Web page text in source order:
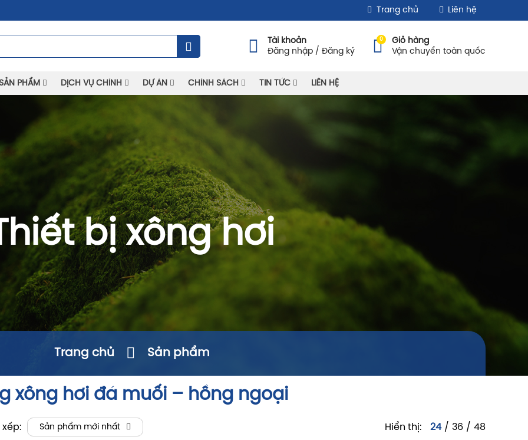
Trang chủ Liên hệ
Tài khoản
Đăng nhập / Đăng ký
0
Giỏ hàng
Vận chuyển toàn quốc
SẢN PHẨM DỊCH VỤ CHÍNH DỰ ÁN CHÍNH SÁCH TIN TỨC LIÊN HỆ
bị xông hơi
Trang chủ Sản phẩm
xông hơi đá muối – hồng ngoại
Sản phẩm mới nhất Hiển thị: 24 / 36 / 48